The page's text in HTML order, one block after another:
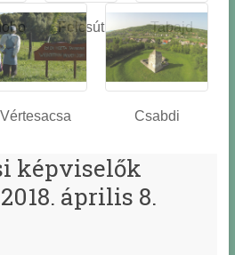
Felcsút Tabajd
Vértesacsa Csabdi
képviselők
április 8.